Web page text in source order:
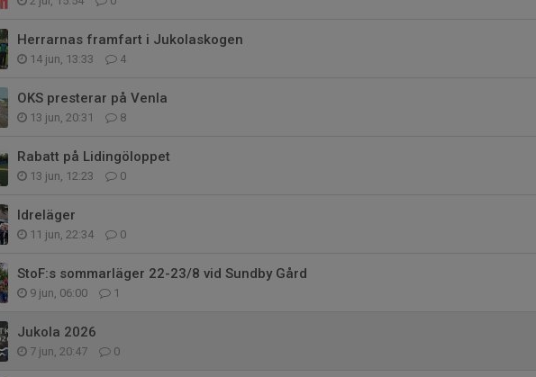
Herrarnas framfart i Jukolaskogen
14 jun, 13:33 4
OKS presterar på Venla
13 jun, 20:31 8
Rabatt på Lidingöloppet
13 jun, 12:23 0
Idreläger
11 jun, 22:34 0
StoF:s sommarläger 22-23/8 vid Sundby Gård
9 jun, 06:00 1
Jukola 2026
7 jun, 20:47 0